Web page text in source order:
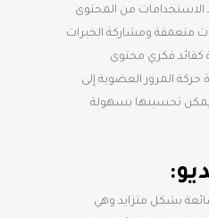
من المحتوى
متعمقة ومشاركة الخبرات
كقائد فكري محتوى
حركة المرور العضوية إلى
تحسينها بسهولة
بشكل متزايد وهي